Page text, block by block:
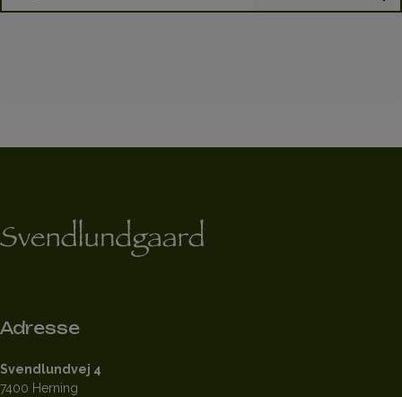
Adresse
Svendlundvej 4
7400 Herning